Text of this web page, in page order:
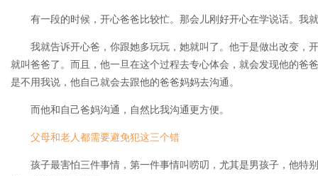
有一段的时候，开心爸爸比较忙。那会儿刚好开心在学说话。我
我就告诉开心爸，你跟她多玩玩，她就叫了。他于是做出改变，
就叫爸爸了。而且，他一旦在这个过程去专心体会，就会发现他的爸
是不用我说，他自己就会去跟他的爸爸妈妈去沟通。
而他和自己爸妈沟通，自然比我沟通更方便。
父母和老人都需要避免犯这三个错
孩子最害怕三件事情，第一件事情叫唠叨，尤其是男孩子，他特